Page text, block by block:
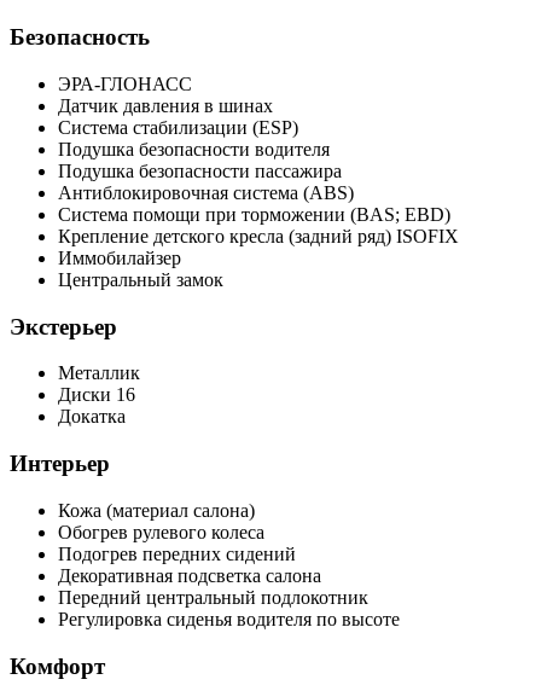
Безопасность
ЭРА-ГЛОНАСС
Датчик давления в шинах
Система стабилизации (ESP)
Подушка безопасности водителя
Подушка безопасности пассажира
Антиблокировочная система (ABS)
Система помощи при торможении (BAS; EBD)
Крепление детского кресла (задний ряд) ISOFIX
Иммобилайзер
Центральный замок
Экстерьер
Металлик
Диски 16
Докатка
Интерьер
Кожа (материал салона)
Обогрев рулевого колеса
Подогрев передних сидений
Декоративная подсветка салона
Передний центральный подлокотник
Регулировка сиденья водителя по высоте
Комфорт